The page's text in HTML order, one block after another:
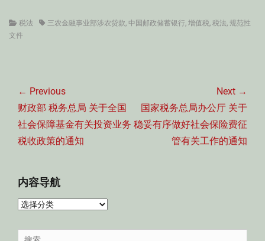
Categories
税法 Tags三农金融事业部涉农贷款, 中国邮政储蓄银行, 增值税, 税法, 规范性
文件
章
导
航
← Previous
Previous
post:
财政部 税务总局 关于全国
社会保障基金有关投资业务
税收政策的通知
Next →
Next
post:
国家税务总局办公厅 关于
稳妥有序做好社会保险费征
管有关工作的通知
内容导航
内
导Search